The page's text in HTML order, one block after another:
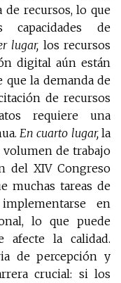
recursos, lo que
de
lugar, los recursos
digital aún están
que la demanda de
de recursos
requiere una
En cuarto lugar,la
de trabajo
del XIV Congreso
muchas tareas de
en
lo que puede
afecte la calidad.
de percepción y
crucial: si los